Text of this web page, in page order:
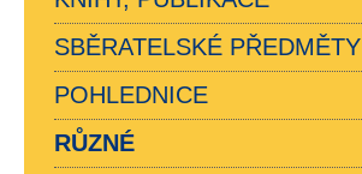
SBĚRATELSKÉ PŘEDMĚTY
POHLEDNICE
RŮZNÉ